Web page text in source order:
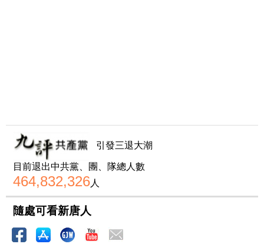
引發三退大潮
目前退出中共黨、團、隊總人數
464,832,326人
隨處可看新唐人